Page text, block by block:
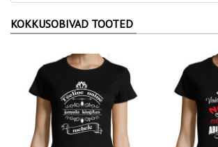
KOKKUSOBIVAD TOOTED